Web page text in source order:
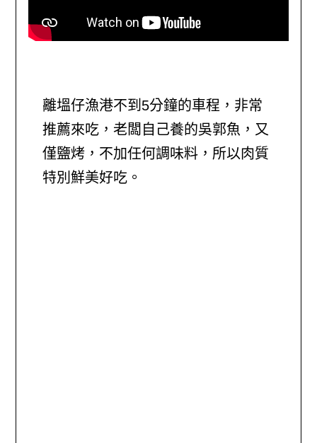
離塭仔漁港不到5分鐘的車程，非常
推薦來吃，老闆自己養的吳郭魚，又
僅鹽烤，不加任何調味料，所以肉質
特別鮮美好吃。